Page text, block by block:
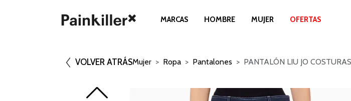
MARCAS HOMBRE MUJER OFERTAS
VOLVER ATRÁSMujer Ropa Pantalones PANTALÓN LIU JO